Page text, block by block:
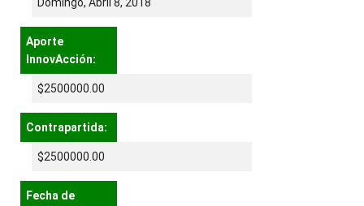
Domingo, Abril 8, 2018
Aporte
InnovAcción:
$2500000.00
Contrapartida:
$2500000.00
Fecha de